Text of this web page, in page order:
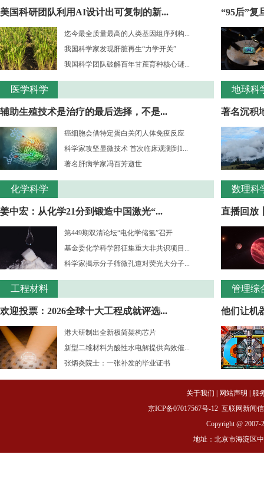
美国科研团队利用AI设计出可复制的新...
迄今最全质量最高的人类基因组序列构...
我国科学家发现肝脏再生“力学开关”
我国科学团队破解百年甘蔗育种核心谜...
医学科学
辅助生殖技术是治疗的最后选择，不是...
癌细胞会借特定蛋白关闭人体免疫反应
科学家攻坚显微技术 首次临床观测到1...
著名肝病学家冯百芳逝世
化学科学
姜中宏：从化学21分到锻造中国激光“...
第449期双清论坛“电化学储氢”召开
基金委化学科学部征集重大非共识项目...
科学家揭示分子筛微孔道对荧光大分子...
工程材料
欢迎投票：2026全球十大工程成就评选...
港大研制出全新极简架构芯片
新型二维材料为酸性水电解提供高效催...
张炳炎院士：一张补发的毕业证书
“95后”复
地球科
著名沉积
数理科
直播回放
管理综
他们让机
关于我们 网站声明
服
京ICP备07017567号-12 互联网新闻
Copyright @ 2007-
地址：北京市海淀区